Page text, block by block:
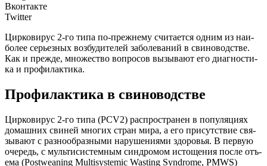
Вконтакте
Twitter
Цир­ко­ви­рус 2‑го типа по‑прежнему счи­та­ет­ся одним из наи­
бо­лее серьез­ных воз­бу­ди­те­лей забо­ле­ва­ний в сви­но­вод­стве.
Как и преж­де, мно­же­ство вопро­сов вызы­ва­ют его диа­гно­сти­
ка и профилактика.
Профилактика в свиноводстве
Цирко­ви­рус 2‑го типа (PCV2) рас­про­стра­нен в попу­ля­ци­ях
домаш­них сви­ней мно­гих стран мира, а его при­сут­ствие свя­
зы­ва­ют с раз­но­об­раз­ны­ми нару­ше­ни­я­ми здо­ро­вья. В первую
оче­редь, с муль­ти­си­стем­ным син­дро­мом исто­ще­ния после отъ­
е­ма (Postweaning Multisystemic Wasting Syndrome, PMWS)